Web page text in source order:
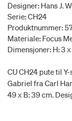
Designer: Hans J.
Serie: CH24
Produktnummer:
Materiale: Focus
Dimensjoner: H: 3
CU CH24 pute til
Gabriel fra Carl
49 x B: 39 cm.